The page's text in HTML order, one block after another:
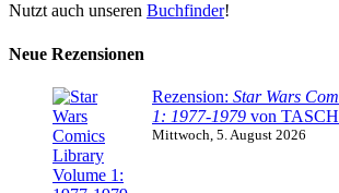
Nutzt auch unseren Buchfinder!
Neue Rezensionen
Rezension: Star Wars
1: 1977-1979 von
Mittwoch, 5. August 2026